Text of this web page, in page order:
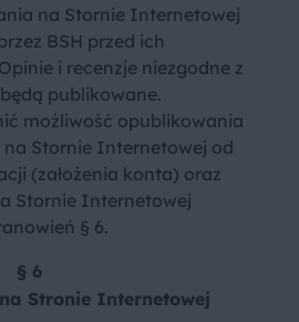
na Stornie Internetowej
BSH przed ich
i recenzje niezgodne z
publikowane.
możliwość opublikowania
na Stornie Internetowej od
(założenia konta) oraz
Stornie Internetowej
§ 6.
§ 6
Stronie Internetowej